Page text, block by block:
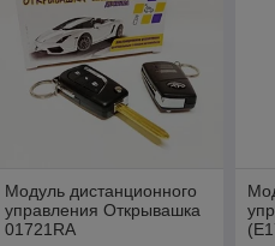
Модуль дистанционного
управления Открывашка
01721RA